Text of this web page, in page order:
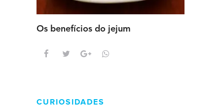
Os benefícios do jejum
CURIOSIDADES